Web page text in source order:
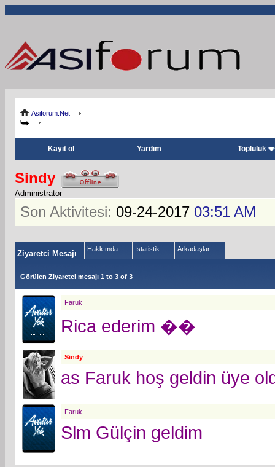
Asiforum.Net
Kayıt ol Yardım Topluluk
Sindy
Administrator
Son Aktivitesi: 09-24-2017 03:51 AM
Ziyaretci Mesajı Hakkımda İstatistik Arkadaşlar
Görülen Ziyaretci mesajı 1 to 3 of 3
Faruk
Rica ederim ��
Sindy
as Faruk hoş geldin üye
Faruk
Slm Gülçin geldim